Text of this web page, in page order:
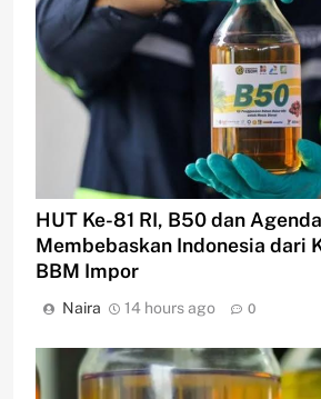
HUT Ke-81 RI, B50 dan
Membebaskan Indonesia dari
BBM Impor
Naira 14 hours ago 0